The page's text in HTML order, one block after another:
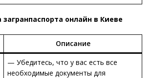
загранпаспорта онлайн в Киеве
Описание
— Убедитесь, что у вас есть все
необходимые документы для